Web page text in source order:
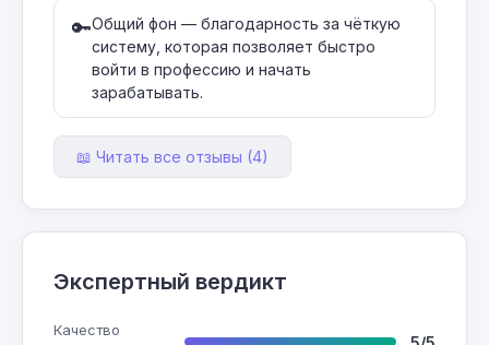
🔑Общий фон — благодарность за чёткую
систему, которая позволяет быстро
войти в профессию и начать
зарабатывать.
📖 Читать все отзывы (4)
Экспертный вердикт
Качество